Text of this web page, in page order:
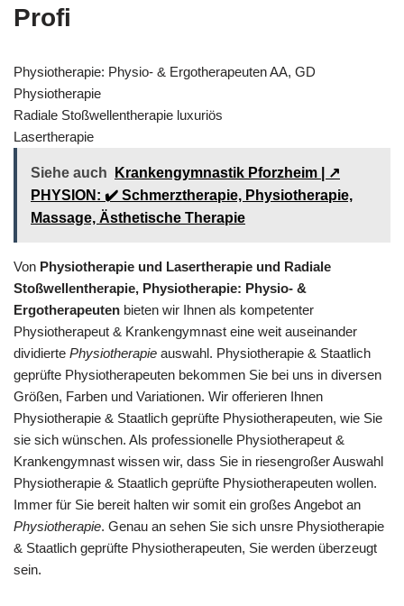
Profi
Physiotherapie: Physio- & Ergotherapeuten AA, GD
Physiotherapie
Radiale Stoßwellentherapie luxuriös
Lasertherapie
Siehe auch
Krankengymnastik Pforzheim | ↗️
PHYSION: ✔️ Schmerztherapie, Physiotherapie,
Massage, Ästhetische Therapie
Von Physiotherapie und Lasertherapie und Radiale
Stoßwellentherapie, Physiotherapie: Physio- &
Ergotherapeuten bieten wir Ihnen als kompetenter
Physiotherapeut & Krankengymnast eine weit auseinander
dividierte Physiotherapie auswahl. Physiotherapie & Staatlich
geprüfte Physiotherapeuten bekommen Sie bei uns in diversen
Größen, Farben und Variationen. Wir offerieren Ihnen
Physiotherapie & Staatlich geprüfte Physiotherapeuten, wie Sie
sie sich wünschen. Als professionelle Physiotherapeut &
Krankengymnast wissen wir, dass Sie in riesengroßer Auswahl
Physiotherapie & Staatlich geprüfte Physiotherapeuten wollen.
Immer für Sie bereit halten wir somit ein großes Angebot an
Physiotherapie. Genau an sehen Sie sich unsre Physiotherapie
& Staatlich geprüfte Physiotherapeuten, Sie werden überzeugt
sein.